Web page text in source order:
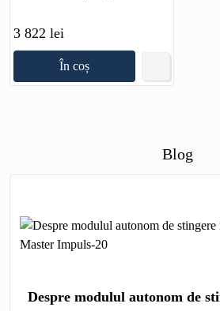
3 822 lei
În coș
Blog
Despre modulul autonom de